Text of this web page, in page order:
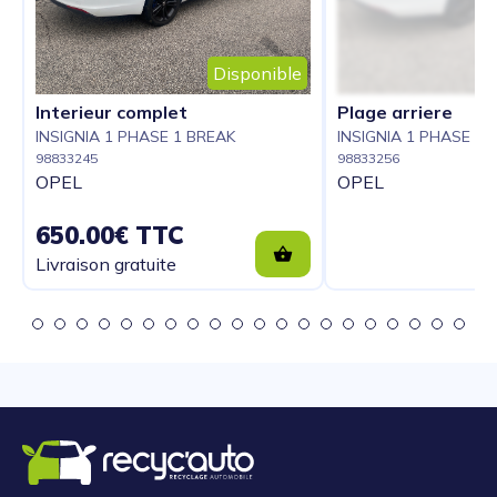
Disponible
Interieur complet
INSIGNIA 1 PHASE 1 BREAK
98833245
OPEL
650.00€ TTC
Livraison gratuite
Plage arriere
INSIGNIA 1 PHASE 1
98833256
OPEL